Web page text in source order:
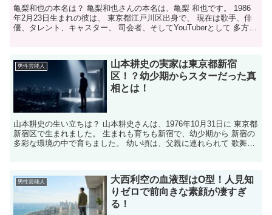
亀梨和也の本名は？ 亀梨和也さんの本名は、亀梨 和也です。 1986
年2月23日生まれの彼は、 東京都江戸川区出身で、 現在は歌手、俳
優、タレント、キャスター、 司会者、そしてYouTuberとして 多方面
男性芸能人
山本耕史の実家は東京都新宿
区！？幼少期からスターだった真
相とは！
山本耕史の生い立ちは？ 山本耕史さんは、1976年10月31日に 東京都
新宿区で生まれました。 生まれも育ちも新宿で、幼少期から 新宿の
多彩な環境の中で育ちました。 幼い頃は、父親に連れられて 歌舞伎
男性芸能人
大西利空の血液型はO型！人見知
りゼロで前向きな素顔が凄すぎ
る！